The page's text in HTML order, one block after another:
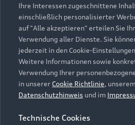
Elektromodelle
Plug-in-Hybride
Gebrauchtwagensuche
Gebrauchtwagen
Finanzierung
Aktionen & Angebote
Geschäftskunden
Saisonale Angebote
Audi Services
Garantie
Audi digital services
myAudi
Support
Kundenservice
Händlersuche
Audi Code
Über Audi
Unternehmen
Karriere
Investor Relations
Ihre Interessen zugeschnittene
einschließlich personalisierter
auf "Alle akzeptieren" erteilen Sie
Verwendung aller Dienste. Sie
jederzeit in den Cookie-
Weitere Informationen sowie
Verwendung Ihrer
in unserer Cookie Richtlinie, unserem
Datenschutzhinweis und im
Technische Cookies